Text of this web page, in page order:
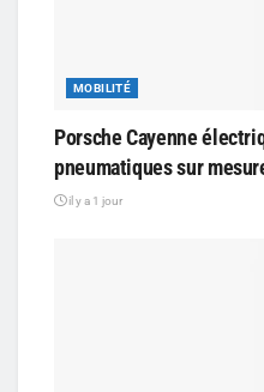
MOBILITÉ
Porsche Cayenne
pneumatiques sur
il y a 1 jour